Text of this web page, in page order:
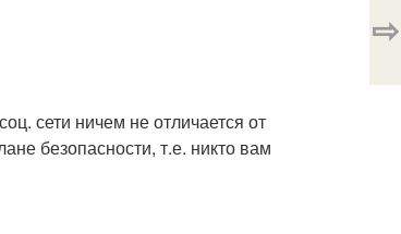
сети ничем не отличается от
безопасности, т.е. никто вам
⇨